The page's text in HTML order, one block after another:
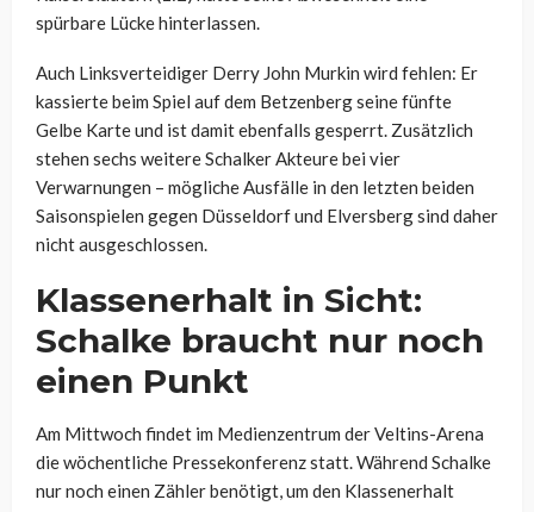
spürbare Lücke hinterlassen.
Auch Linksverteidiger Derry John Murkin wird fehlen: Er
kassierte beim Spiel auf dem Betzenberg seine fünfte
Gelbe Karte und ist damit ebenfalls gesperrt. Zusätzlich
stehen sechs weitere Schalker Akteure bei vier
Verwarnungen – mögliche Ausfälle in den letzten beiden
Saisonspielen gegen Düsseldorf und Elversberg sind daher
nicht ausgeschlossen.
Klassenerhalt in Sicht:
Schalke braucht nur noch
einen Punkt
Am Mittwoch findet im Medienzentrum der Veltins-Arena
die wöchentliche Pressekonferenz statt. Während Schalke
nur noch einen Zähler benötigt, um den Klassenerhalt